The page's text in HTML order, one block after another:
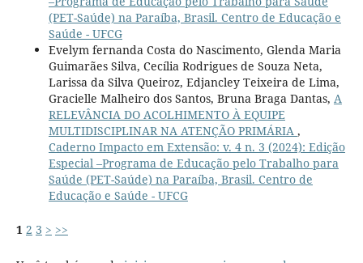
(PET-Saúde) na Paraíba, Brasil. Centro de Educação e
Saúde - UFCG
Evelym fernanda Costa do Nascimento, Glenda Maria
Guimarães Silva, Cecília Rodrigues de Souza Neta,
Larissa da Silva Queiroz, Edjancley Teixeira de Lima,
Gracielle Malheiro dos Santos, Bruna Braga Dantas, A
RELEVÂNCIA DO ACOLHIMENTO À EQUIPE
MULTIDISCIPLINAR NA ATENÇÃO PRIMÁRIA ,
Caderno Impacto em Extensão: v. 4 n. 3 (2024): Edição
Especial –Programa de Educação pelo Trabalho para
Saúde (PET-Saúde) na Paraíba, Brasil. Centro de
Educação e Saúde - UFCG
1 2 3 > >>